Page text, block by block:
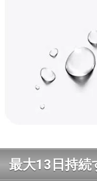
最大13日持続